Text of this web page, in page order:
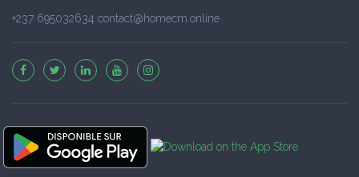
+237 695032634 contact@homecm.online